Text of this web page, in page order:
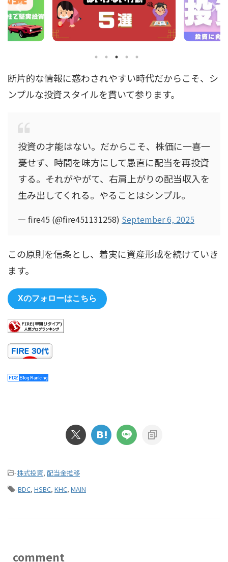
断片的な情報に惑わされやすい時代だからこそ、シ
ンプルな投資スタイルを貫いて参ります。
投資の才能はない。だからこそ、株価に一喜一
憂せず、時間を味方にして愚直に配当を再投資
する。それがやがて、右肩上がりの配当収入を
生み出してくれる。やることはシンプル。
— fire45 (@fire451131258) September 6, 2025
この原則を信条とし、着実に資産形成を続けていき
ます。
Xのフォローはこちら
-株式投資, 配当金推移
-BDC, HSBC, KHC, MAIN
comment